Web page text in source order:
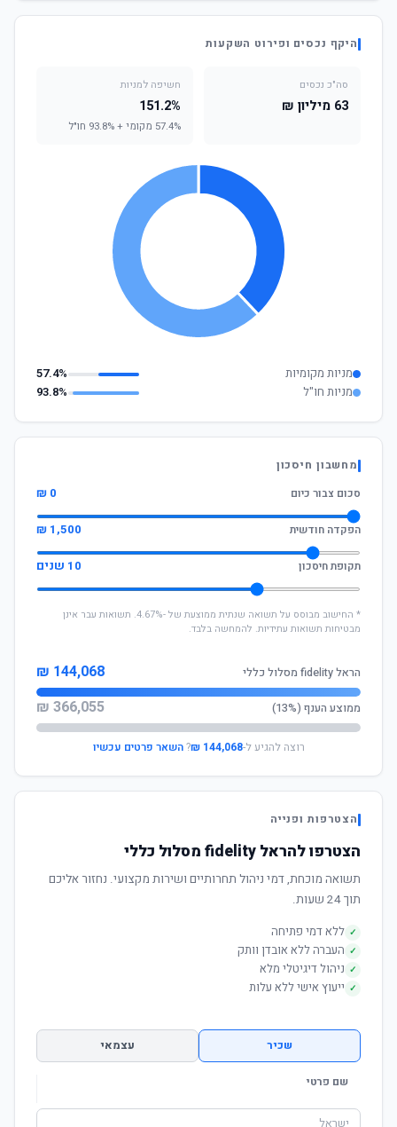
היקף נכסים ופירוט השקעות
סה"כ נכסים
63 מיליון ₪
חשיפה למניות
151.2%
57.4% מקומי + 93.8% חו"ל
מניות מקומיות
57.4%
מניות חו"ל
93.8%
מחשבון חיסכון
סכום צבור כיום
0 ₪
הפקדה חודשית 1,500 ₪
תקופת חיסכון 10 שנים
* החישוב מבוסס על תשואה שנתית ממוצעת של -4.67%. תשואות עבר אינן
מבטיחות תשואות עתידיות. להמחשה בלבד.
הראל fidelity מסלול כללי 144,068 ₪
ממוצע הענף (13%) 366,055 ₪
רוצה להגיע ל-144,068 ₪
?השאר פרטים עכשיו
הצטרפות ופנייה
הצטרפו להראל fidelity מסלול כללי
תשואה מוכחת, דמי ניהול תחרותיים ושירות מקצועי. נחזור אליכם
תוך 24 שעות.
✓ ללא דמי פתיחה
✓ העברה ללא אובדן וותק
✓ ניהול דיגיטלי מלא
✓ ייעוץ אישי ללא עלות
שכיר עצמאי
שם פרטי